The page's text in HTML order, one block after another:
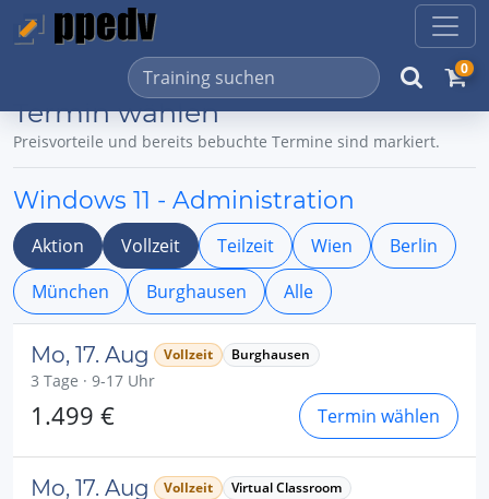
0
Termin wählen
Preisvorteile und bereits bebuchte Termine sind markiert.
Windows 11 - Administration
Aktion Vollzeit Teilzeit Wien
Berlin
München
Burghausen Alle
Mo, 17. Aug Vollzeit Burghausen
3 Tage · 9-17 Uhr
1.499 € Termin wählen
Mo, 17. Aug Vollzeit Virtual Classroom